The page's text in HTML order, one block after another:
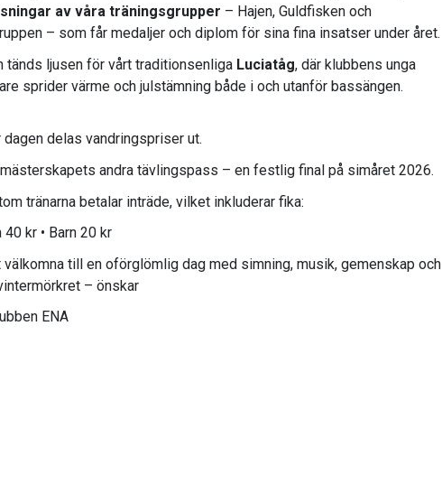
av våra träningsgrupper – Hajen, Guldfisken och
– som får medaljer och diplom för sina fina insatser under året.
tänds ljusen för vårt traditionsenliga Luciatåg, där klubbens unga
sprider värme och julstämning både i och utanför bassängen.
dagen delas vandringspriser ut.
andra tävlingspass – en festlig final på simåret 2026.
tränarna betalar inträde, vilket inkluderar fika:
40 kr • Barn 20 kr
välkomna till en oförglömlig dag med simning, musik, gemenskap och
– önskar
ENA